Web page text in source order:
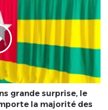
grande surprise, le
la majorité des